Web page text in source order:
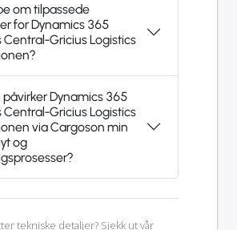
om tilpassede
for Dynamics 365
Central-Gricius Logistics
Dynamics 365
Central-Gricius Logistics
via Cargoson min
og
tekniske detaljer? Sjekk ut vår